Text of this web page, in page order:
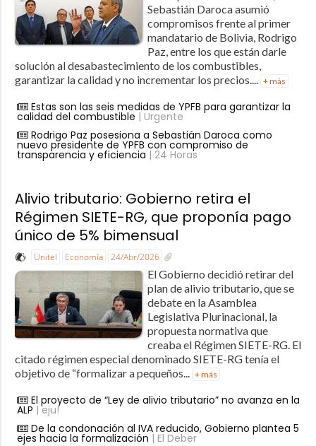
Sebastián Daroca asumió
compromisos frente al primer
mandatario de Bolivia, Rodrigo
Paz, entre los que están darle
solución al desabastecimiento de los combustibles,
garantizar la calidad y no incrementar los precios.... + más
Estas son las seis medidas de YPFB para garantizar la
calidad del combustible | Urgente
Rodrigo Paz posesiona a Sebastián Daroca como
nuevo presidente de YPFB con compromiso de
transparencia y eficiencia | 24 Horas
Alivio tributario: Gobierno retira el
Régimen SIETE-RG, que proponía pago
único de 5% bimensual
Unitel Economía 24/Abr/2026
El Gobierno decidió retirar del
plan de alivio tributario, que se
debate en la Asamblea
Legislativa Plurinacional, la
propuesta normativa que
creaba el Régimen SIETE-RG. El
citado régimen especial denominado SIETE-RG tenía el
objetivo de “formalizar a pequeños...
+ más
El proyecto de “Ley de alivio tributario” no avanza en la
ALP | eju!
De la condonación al IVA reducido, Gobierno plantea 5
ejes hacia la formalización | El Deber